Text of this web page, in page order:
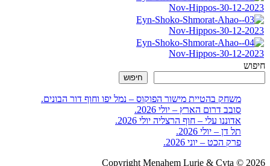
חיפוש
חיפוש
משחק בהטיית מישור הפוקוס – נמל יפו וחוף דור הבונים.
סובב דרום הארץ – יולי 2026.
אדוננו עלי – חוף הרצליה יולי 2026.
תל דן – יולי 2026.
פרק הכט – יוני 2026.
Copyright Menahem Lurie & Cyta © 2026